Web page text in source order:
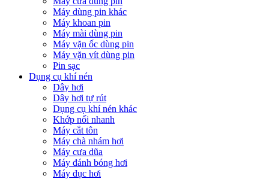
Máy dùng pin khác
Máy khoan pin
Máy mài dùng pin
Máy vặn ốc dùng pin
Máy vặn vít dùng pin
Pin sạc
Dụng cụ khí nén
Dây hơi
Dây hơi tự rút
Dụng cụ khí nén khác
Khớp nối nhanh
Máy cắt tôn
Máy chà nhám hơi
Máy cưa dũa
Máy đánh bóng hơi
Máy đục hơi